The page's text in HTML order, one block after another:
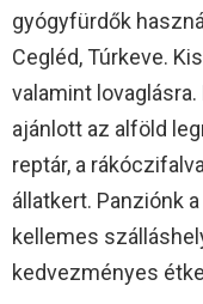
gyógyfürdők
Cegléd, Túrkeve.
valamint
ajánlott az alföld
reptár, a
állatkert. Panziónk
kellemes
kedvezményes